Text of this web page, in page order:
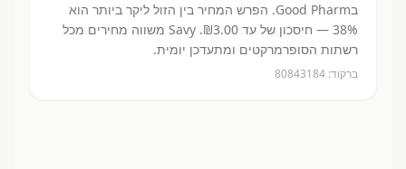
בGood Pharm.
הפרש המחיר בין הזול ליקר ביותר הוא
38% — חיסכון של עד ₪3.00.
Savy משווה מחירים מכל
רשתות הסופרמרקטים ומתעדכן יומית.
ברקוד: 80843184